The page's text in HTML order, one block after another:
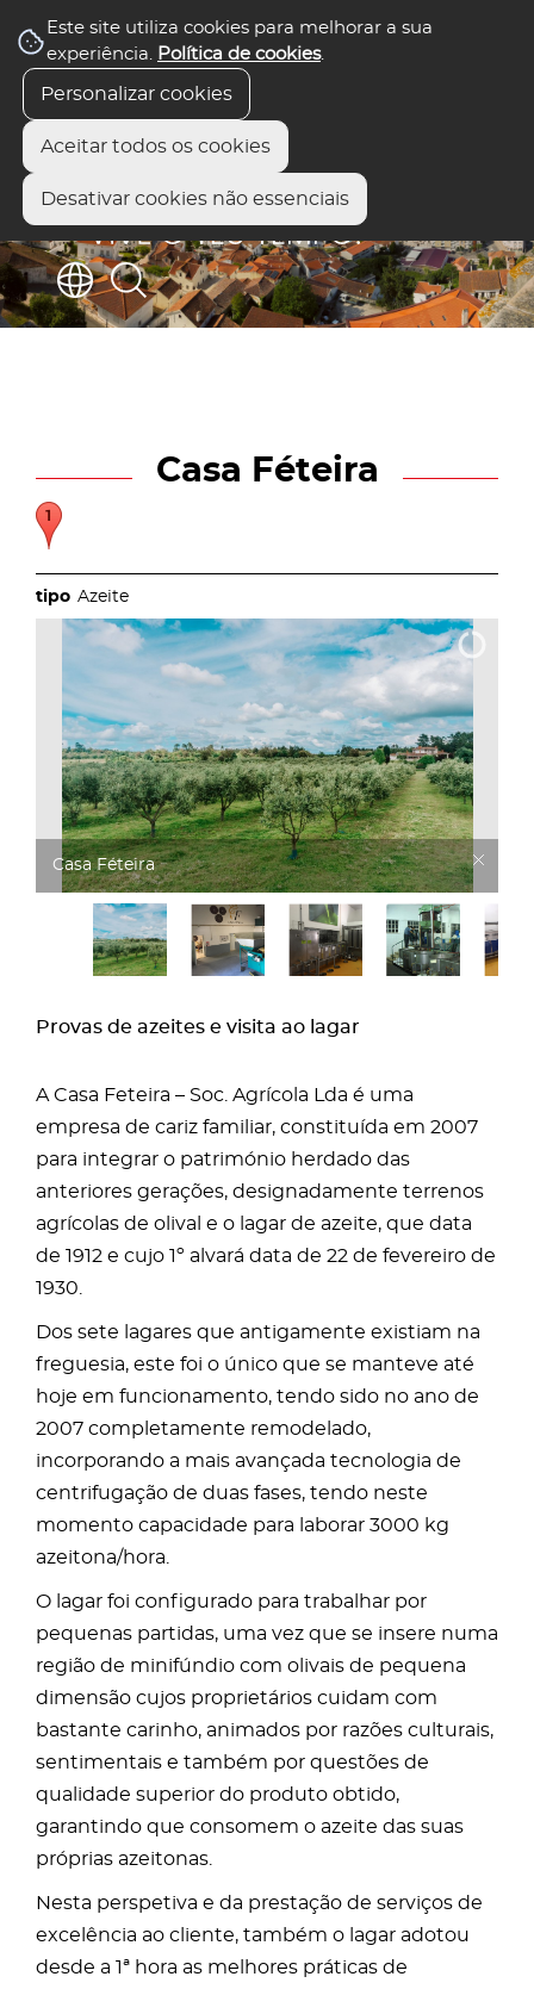
Este site utiliza cookies para melhorar a sua
experiência. Política de cookies.
Personalizar cookies
Aceitar todos os cookies
Desativar cookies não essenciais
Casa Féteira
Azeite
foto_1_1_1024_2500
Provas de azeites e visita ao lagar
A Casa Feteira – Soc. Agrícola Lda é uma
empresa de cariz familiar, constituída em 2007
para integrar o património herdado das
anteriores gerações, designadamente terrenos
agrícolas de olival e o lagar de azeite, que data
de 1912 e cujo 1º alvará data de 22 de fevereiro de
1930.
Dos sete lagares que antigamente existiam na
freguesia, este foi o único que se manteve até
hoje em funcionamento, tendo sido no ano de
2007 completamente remodelado,
incorporando a mais avançada tecnologia de
centrifugação de duas fases, tendo neste
momento capacidade para laborar 3000 kg
azeitona/hora.
O lagar foi configurado para trabalhar por
pequenas partidas, uma vez que se insere numa
região de minifúndio com olivais de pequena
dimensão cujos proprietários cuidam com
bastante carinho, animados por razões culturais,
sentimentais e também por questões de
qualidade superior do produto obtido,
garantindo que consomem o azeite das suas
próprias azeitonas.
Nesta perspetiva e da prestação de serviços de
excelência ao cliente, também o lagar adotou
desde a 1ª hora as melhores práticas de